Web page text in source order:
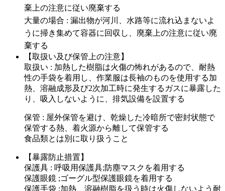
棄上の注意に従い廃棄する
大量の場合 : 漏出物が河川、水路等に流れ込まないよ
うに掃き集めて容器に回収し、廃棄上の注意に従い廃
棄する
【取扱い及び保管上の注意】
取扱い : 加熱した樹脂は火傷の怖れがあるので、耐熱
性の手袋を着用し、作業服は長袖のものを使用する加
熱、溶融成形及び2次加工時に発生するガスに暴露した
り、吸入しないように、排気設備を設置する
保管 : 屋外保管を避け、乾燥した冷暗所で密封状態で
保管する熱、着火源から離して保管する
食品類とは別に取り扱うこと
【暴露防止措置】
保護具 : 呼吸用保護具;防塵マスクを着用する
保護眼鏡 ;ゴーグル型保護眼鏡を着用する
保護手袋 ;加熱、溶融樹脂を扱う時は火傷しないよう耐